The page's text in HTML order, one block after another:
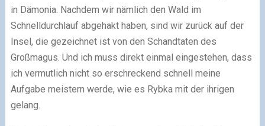
in Dämonia. Nachdem wir nämlich den Wald im
Schnelldurchlauf abgehakt haben, sind wir zurück auf der
Insel, die gezeichnet ist von den Schandtaten des
Großmagus. Und ich muss direkt einmal eingestehen, dass
ich vermutlich nicht so erschreckend schnell meine
Aufgabe meistern werde, wie es Rybka mit der ihrigen
gelang.